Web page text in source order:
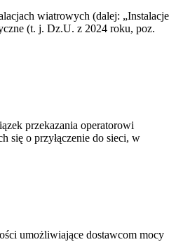
wiatrowych (dalej: „Instalacje
(t. j. Dz.U. z 2024 roku, poz.
przekazania operatorowi
się o przyłączenie do sieci, w
umożliwiające dostawcom mocy